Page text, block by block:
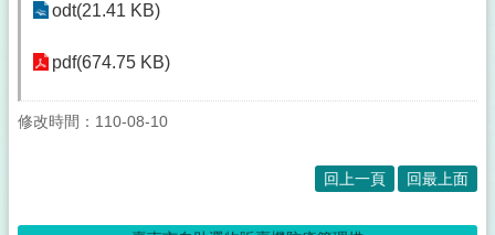
odt(21.41 KB)
pdf(674.75 KB)
修改時間：110-08-10
回上一頁 回最上面